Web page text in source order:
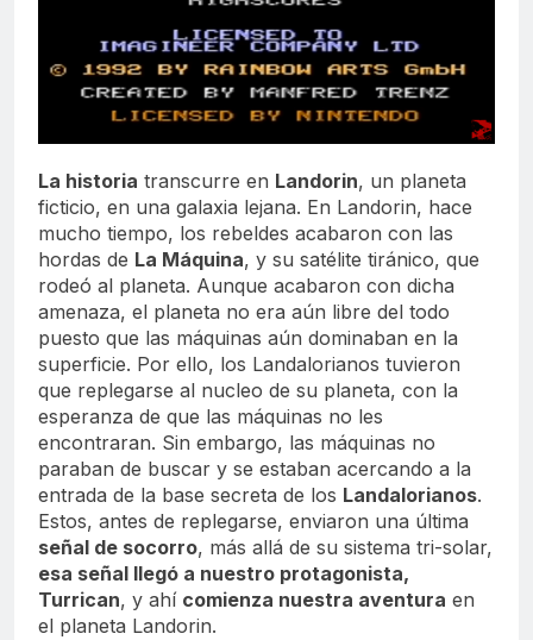
La historia transcurre en Landorin, un planeta
ficticio, en una galaxia lejana. En Landorin, hace
mucho tiempo, los rebeldes acabaron con las
hordas de La Máquina, y su satélite tiránico, que
rodeó al planeta. Aunque acabaron con dicha
amenaza, el planeta no era aún libre del todo
puesto que las máquinas aún dominaban en la
superficie. Por ello, los Landalorianos tuvieron
que replegarse al nucleo de su planeta, con la
esperanza de que las máquinas no les
encontraran. Sin embargo, las máquinas no
paraban de buscar y se estaban acercando a la
entrada de la base secreta de los Landalorianos.
Estos, antes de replegarse, enviaron una última
señal de socorro, más allá de su sistema tri-solar,
esa señal llegó a nuestro protagonista,
Turrican, y ahí comienza nuestra aventura en
el planeta Landorin.